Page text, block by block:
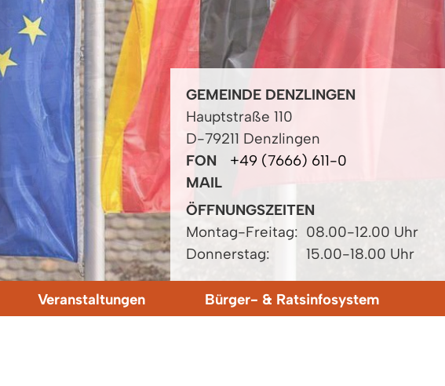
GEMEINDE DENZLINGEN
Hauptstraße 110
D-79211 Denzlingen
FON
+49 (7666) 611-0
MAIL
ÖFFNUNGSZEITEN
Montag-Freitag: 08.00-12.00 Uhr
Donnerstag:
15.00-18.00 Uhr
Veranstaltungen Bürger- & Ratsinfosystem